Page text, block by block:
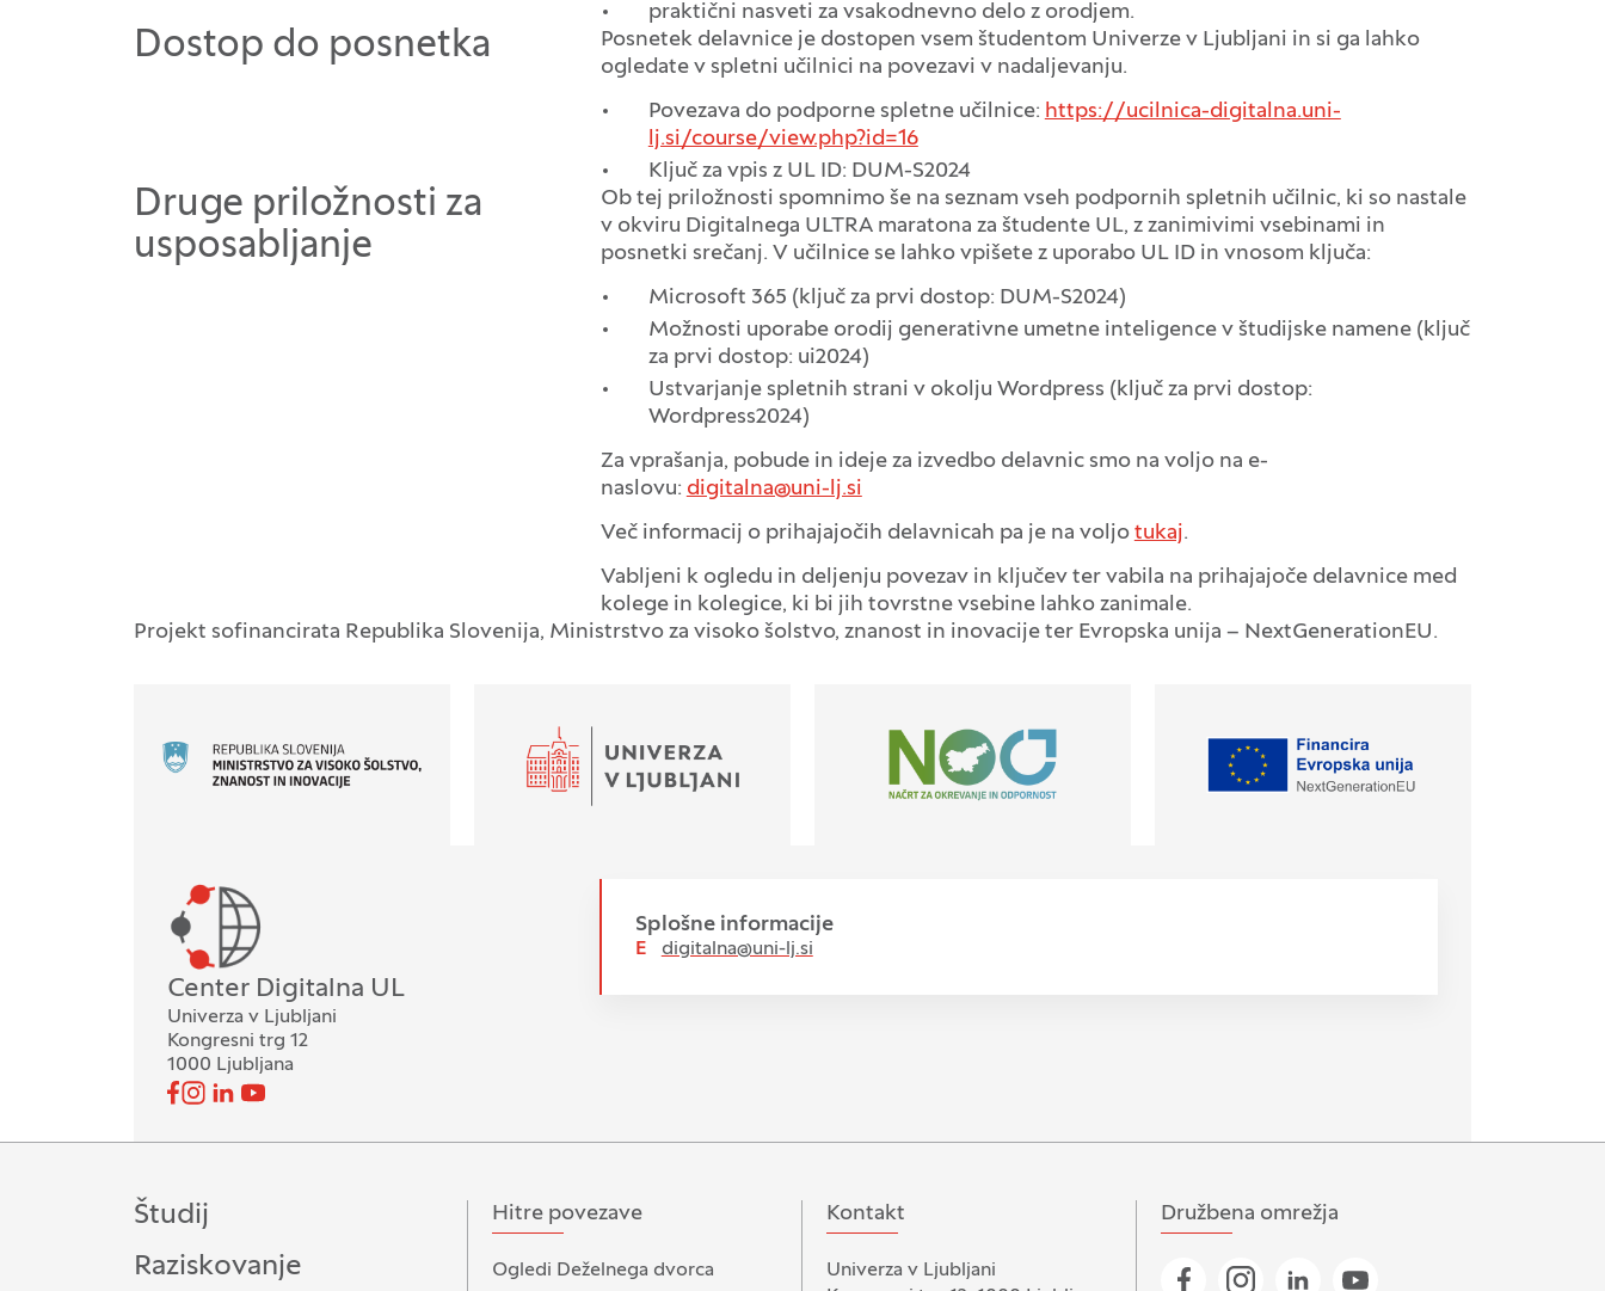
praktični nasveti za vsakodnevno delo z orodjem.
Dostop do posnetka
Posnetek delavnice je dostopen vsem študentom Univerze v Ljubljani in si ga lahko
ogledate v spletni učilnici na povezavi v nadaljevanju.
Povezava do podporne spletne učilnice: https://ucilnica-digitalna.uni-
lj.si/course/view.php?id=16
Ključ za vpis z UL ID: DUM-S2024
Druge priložnosti za
usposabljanje
Ob tej priložnosti spomnimo še na seznam vseh podpornih spletnih učilnic, ki so nastale
v okviru Digitalnega ULTRA maratona za študente UL, z zanimivimi vsebinami in
posnetki srečanj. V učilnice se lahko vpišete z uporabo UL ID in vnosom ključa:
Microsoft 365 (ključ za prvi dostop: DUM-S2024)
Možnosti uporabe orodij generativne umetne inteligence v študijske namene (ključ
za prvi dostop: ui2024)
Ustvarjanje spletnih strani v okolju Wordpress (ključ za prvi dostop:
Wordpress2024)
Za vprašanja, pobude in ideje za izvedbo delavnic smo na voljo na e-
naslovu: digitalna@uni-lj.si
Več informacij o prihajajočih delavnicah pa je na voljo tukaj.
Vabljeni k ogledu in deljenju povezav in ključev ter vabila na prihajajoče delavnice med
kolege in kolegice, ki bi jih tovrstne vsebine lahko zanimale.
Logotipi
Projekt sofinancirata Republika Slovenija, Ministrstvo za visoko šolstvo, znanost in inovacije ter Evropska unija – NextGenerationEU.
Center Digitalna UL
Univerza v Ljubljani
Kongresni trg 12
1000 Ljubljana
Spremljajte nas
Pojdi na našo Facebook stran
Pojdi na našo Instagram stran
Pojdi na Linkedin stran
Pojdi na YouTube stran
Splošne informacije
E digitalna@uni-lj.si
Študij
Raziskovanje
Hitre povezave
Ogledi Deželnega dvorca
Kontakt
Univerza v Ljubljani
Družbena omrežja